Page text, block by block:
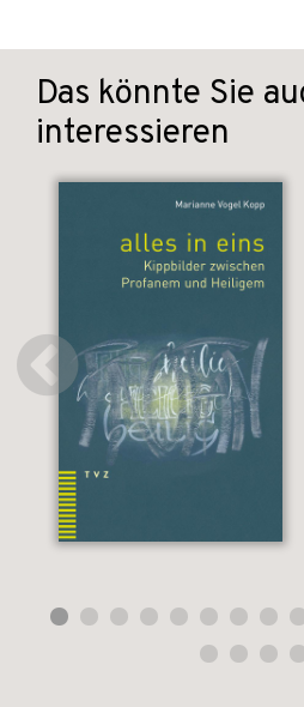
Das könnte Sie
interessieren